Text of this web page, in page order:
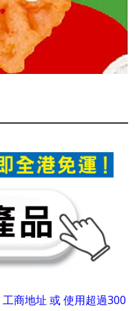
商地址 或 使用超過300